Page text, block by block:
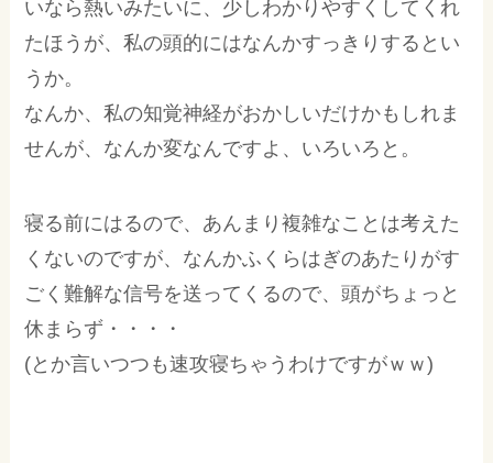
いなら熱いみたいに、少しわかりやすくしてくれ
たほうが、私の頭的にはなんかすっきりするとい
うか。
なんか、私の知覚神経がおかしいだけかもしれま
せんが、なんか変なんですよ、いろいろと。
寝る前にはるので、あんまり複雑なことは考えた
くないのですが、なんかふくらはぎのあたりがす
ごく難解な信号を送ってくるので、頭がちょっと
休まらず・・・・
(とか言いつつも速攻寝ちゃうわけですがｗｗ)